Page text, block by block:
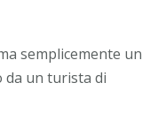
semplicemente un
da un turista di